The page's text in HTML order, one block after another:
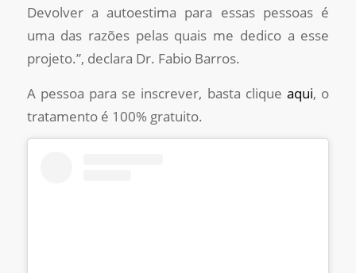
Devolver a autoestima para essas pessoas é
uma das razões pelas quais me dedico a esse
projeto.”, declara Dr. Fabio Barros.
A pessoa para se inscrever, basta cliqueaqui, o
tratamento é 100% gratuito.